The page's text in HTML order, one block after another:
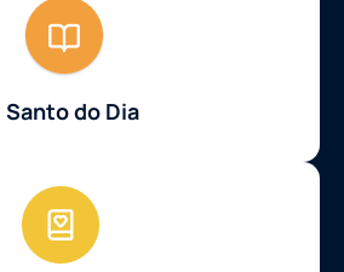
Santo do Dia